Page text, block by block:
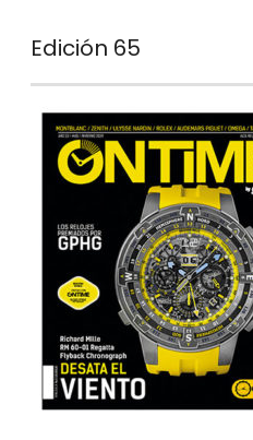
Edición 65